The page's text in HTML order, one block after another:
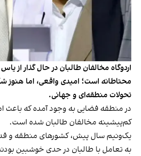
اردوگاه مخالفان طالبان در حال گذار از
محتاطانه است؛ امیدی واقعی، اما هنوز
تحولات منطقه‌ای و جهانی.
در منطقه فضایی به وجود آمده که باعث
کم‌پیشینه مخالفان طالبان شده است.
یک‌ونیم سال پیش، کشورهای منطقه و
به تعامل با طالبان در حدی خوشبین